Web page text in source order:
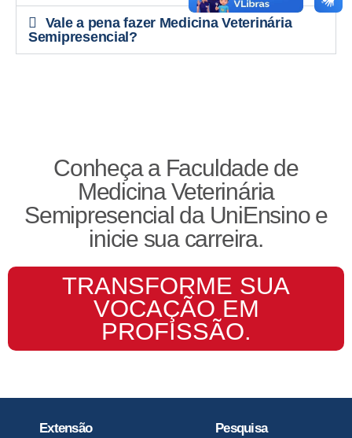
Vale a pena fazer Medicina Veterinária
Semipresencial?
Conheça a Faculdade de
Medicina Veterinária
Semipresencial da UniEnsino e
inicie sua carreira.
TRANSFORME SUA
VOCAÇÃO EM
PROFISSÃO.
Extensão Pesquisa